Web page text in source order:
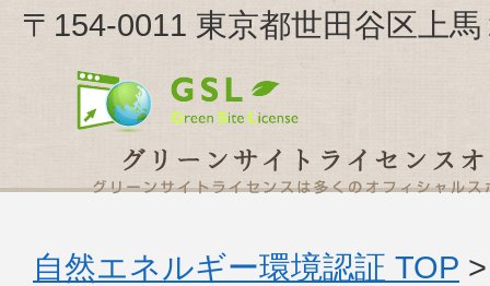
〒154-0011 東京都世田谷区上
自然エネルギー環境認証 TOP